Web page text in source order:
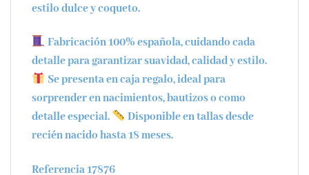
estilo dulce y coqueto.
Fabricación 100% española, cuidando cada
detalle para garantizar suavidad, calidad y estilo.
Se presenta encaja regalo, ideal para
sorprender en nacimientos, bautizos o como
detalle especial.
Disponible en tallas desde
recién nacido hasta18 meses.
Referencia 17876